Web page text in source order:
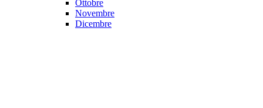
Ottobre
Novembre
Dicembre